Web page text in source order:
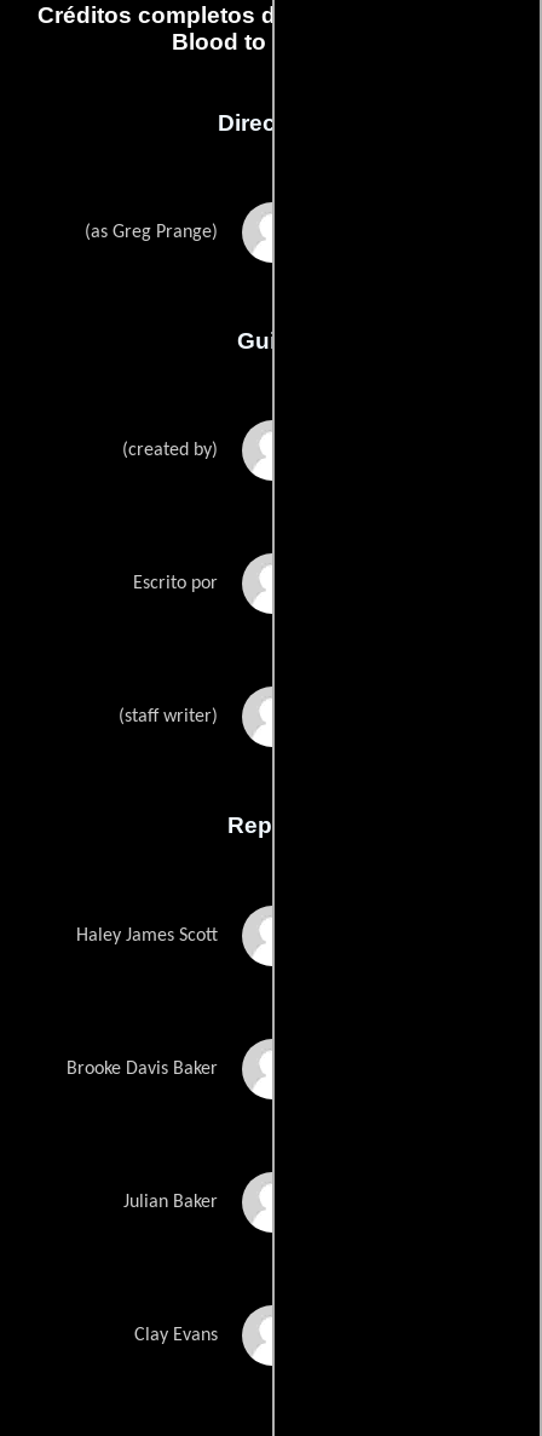
Créditos completos del capítulo A Rush of
Blood to the Head
Dirección
(as Greg Prange)
Guión
(created by)
Escrito por
(staff writer)
Reparto
Haley James Scott
Brooke Davis Baker
Julian Baker
Clay Evans